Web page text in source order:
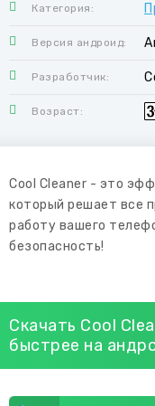
Категория:
Версия андроид:
Разработчик:
Возраст:
Cool Cleaner - это
который решает все
работу вашего
безопасность!
Скачать Cool
быстрее на